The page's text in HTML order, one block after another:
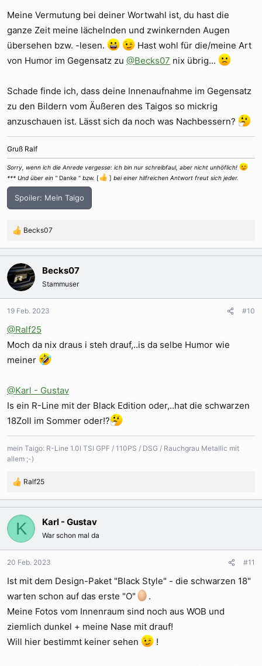
Meine Vermutung bei deiner Wortwahl ist, du hast die
ganze Zeit meine lächelnden und zwinkernden Augen
übersehen bzw. -lesen.
Hast wohl für die/meine Art
von Humor im Gegensatz zu @Becks07 nix übrig...
Schade finde ich, dass deine Innenaufnahme im Gegensatz
zu den Bildern vom Äußeren des Taigos so mickrig
anzuschauen ist. Lässt sich da noch was Nachbessern?
Gruß Ralf
Sorry, wenn ich die Anrede vergesse: ich bin nur schreibfaul, aber nicht unhöflich!
*** Und über ein " Danke " bzw. [ ] bei einer hilfreichen Antwort freut sich jeder.
Spoiler: Mein Taigo
R
a
k
t
i
o
n
n
:
Becks07
Becks07
Stammuser
19 Feb. 2023 #10
@Ralf25
Moch da nix draus i steh drauf,..is da selbe Humor wie
meiner
@Karl - Gustav
Is ein R-Line mit der Black Edition oder,..hat die schwarzen
18Zoll im Sommer oder!?
mein Taigo: R-Line 1.0l TSI GPF / 110PS / DSG / Rauchgrau Metallic mit
allem ;-)
R
a
k
i
o
n
n
Ralf25
K Karl - Gustav
War schon mal da
20 Feb. 2023 #11
Ist mit dem Design-Paket "Black Style" - die schwarzen 18"
warten schon auf das erste "O"
.
Meine Fotos vom Innenraum sind noch aus WOB und
ziemlich dunkel + meine Nase mit drauf!
Will hier bestimmt keiner sehen
!